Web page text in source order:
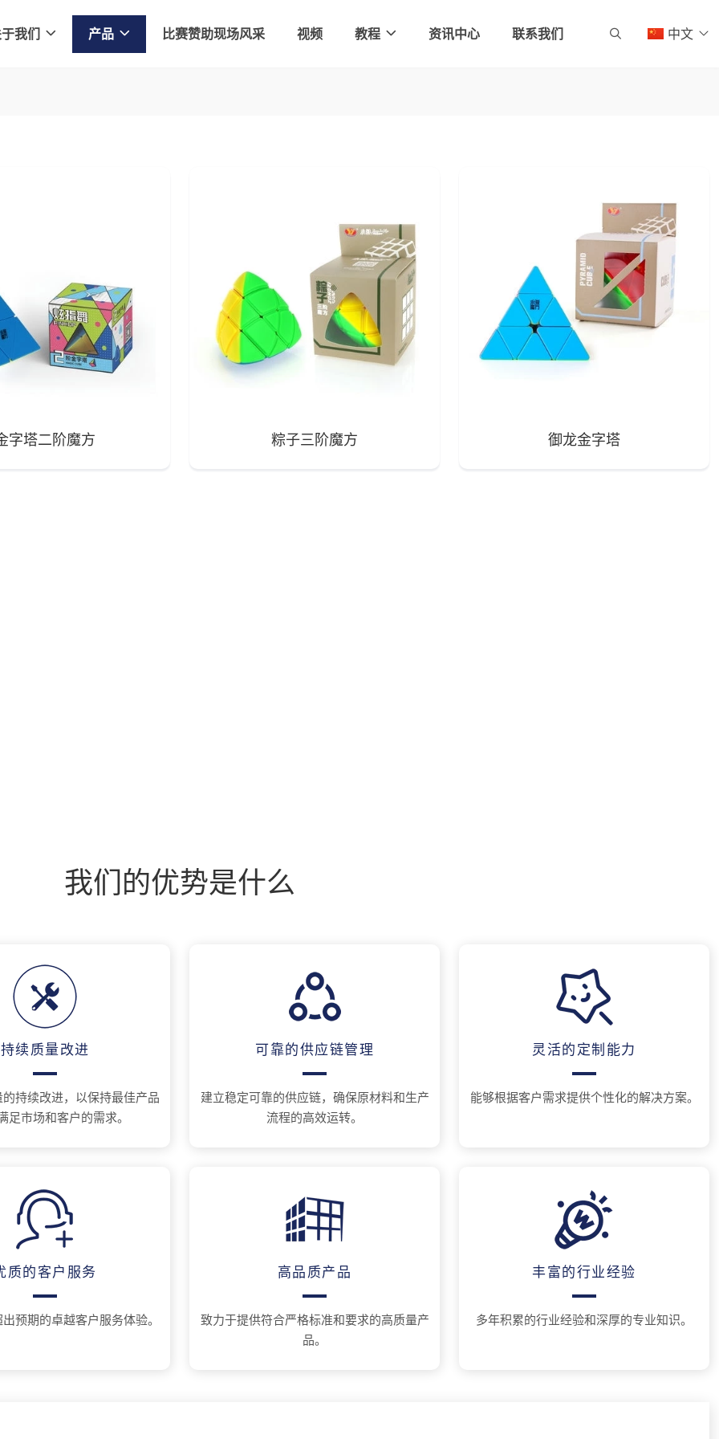
中文
我们 产品 比赛赞助现场风采 视频 教程 资讯中心 联系我们
字塔二阶魔方 粽子三阶魔方 御龙金字塔
我们的优势是什么
持续质量改进
持续改进，以保持最佳产品
足市场和客户的需求。
可靠的供应链管理
建立稳定可靠的供应链，确保原材料和生产
流程的高效运转。
灵活的定制能力
能够根据客户需求提供个性化的解决方案。
质的客户服务
预期的卓越客户服务体验。
高品质产品
致力于提供符合严格标准和要求的高质量产
品。
丰富的行业经验
多年积累的行业经验和深厚的专业知识。